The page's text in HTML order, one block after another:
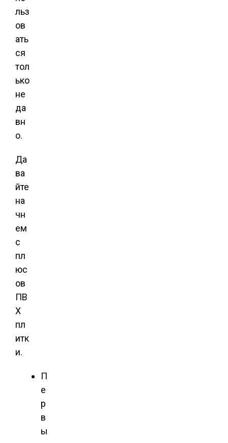
льз
ов
ать
ся
тол
ько
не
да
вн
о.
Да
ва
йте
на
чн
ем
с
пл
юс
ов
ПВ
Х
пл
итк
и.
П
е
р
в
ы